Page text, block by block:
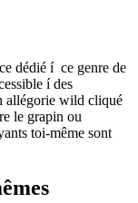
dédié í ce genre de
í des
allégorie wild cliqué
le grapin ou
toi-même sont